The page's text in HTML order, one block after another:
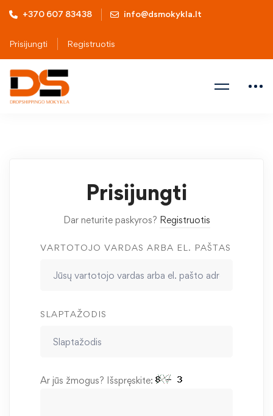
+370 607 83438 info@dsmokykla.lt
Prisijungti Registruotis
Prisijungti
Dar neturite paskyros? Registruotis
VARTOTOJO VARDAS ARBA EL. PAŠTAS
SLAPTAŽODIS
Ar jūs žmogus? Išspręskite: